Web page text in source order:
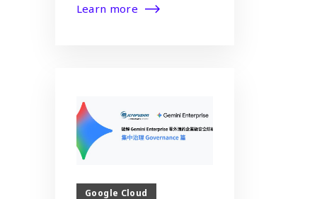
Learn more
Google Cloud